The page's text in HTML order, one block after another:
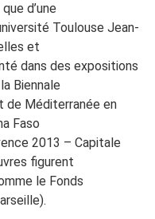
d’une
Toulouse Jean-
et
dans des expositions
Biennale
de Méditerranée en
Faso
2013 – Capitale
figurent
le Fonds